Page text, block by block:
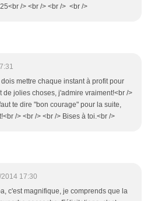
/> <br /> <br /> <br />
mettre chaque instant à profit pour
de jolies choses, j'admire vraiment!<br />
te dire "bon courage" pour la suite,
/> <br /> <br /> Bises à toi.<br />
17:30
c'est magnifique, je comprends que la